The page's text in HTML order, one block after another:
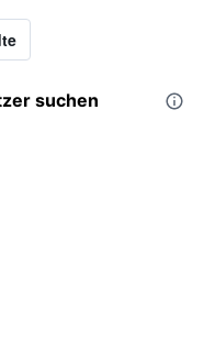
suchen